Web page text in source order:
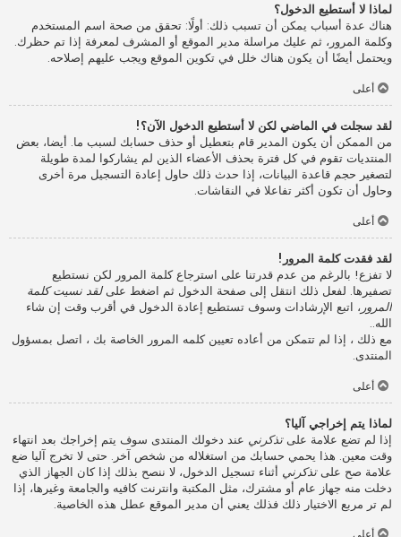
لماذا لا أستطيع الدخول؟
هناك عدة أسباب يمكن أن تسبب ذلك: أولًا: تحقق من صحة اسم المستخدم
وكلمة المرور، ثم عليك مراسلة مدير الموقع أو المشرف لمعرفة إذا تم حظرك.
ويحتمل أيضًا أن يكون هناك خلل في تكوين الموقع ويجب عليهم إصلاحه.
أعلى
لقد سجلت في الماضي لكن لا أستطيع الدخول الآن؟!
من الممكن أن يكون المدير قام بتعطيل أو حذف حسابك لسبب ما. أيضا، بعض
المنتديات تقوم في كل فترة بحذف الأعضاء الذين لم يشاركوا لمدة طويلة
لتصغير حجم قاعدة البيانات، إذا حدث ذلك حاول إعادة التسجيل مرة أخرى
وحاول أن تكون أكثر تفاعلا في النقاشات.
أعلى
لقد فقدت كلمة المرور!
لا تفزع! بالرغم من عدم قدرتنا على استرجاع كلمة المرور لكن نستطيع
تصفيرها. لفعل ذلك انتقل إلى صفحة الدخول ثم اضغط علىلقد نسيت كلمة
المرور ، اتبع الإرشادات وسوف تستطيع إعادة الدخول في أقرب وقت إن شاء
الله..
مع ذلك ، إذا لم تتمكن من أعاده تعيين كلمه المرور الخاصة بك ، اتصل بمسؤول
المنتدى.
أعلى
لماذا يتم إخراجي آليا؟
إذا لم تضع علامة علىتذكرني عند دخولك المنتدى سوف يتم إخراجك بعد انتهاء
وقت معين. هذا يحمي حسابك من استغلاله من شخص آخر. حتى لا تخرج آليا ضع
علامة صح علىتذكرني أثناء تسجيل الدخول، لا ننصح بذلك إذا كان الجهاز الذي
دخلت منه جهاز عام أو مشترك، مثل المكتبة وانترنت كافيه والجامعة وغيرها، إذا
لم تر مربع الاختيار ذلك فذلك يعني أن مدير الموقع عطل هذه الخاصية.